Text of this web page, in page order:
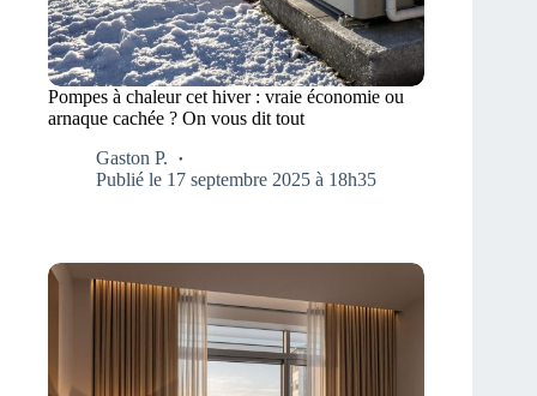
Pompes à chaleur cet hiver : vraie économie ou
arnaque cachée ? On vous dit tout
Gaston P.
Publié le 17 septembre 2025 à 18h35